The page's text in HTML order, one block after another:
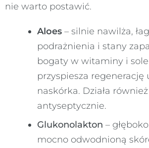
nie warto postawić.
Aloes – silnie nawilża,
podrażnienia i stany
bogaty w witaminy i
przyspiesza regenerację
naskórka. Działa również
antyseptycznie.
Glukonolakton –
mocno odwodnioną